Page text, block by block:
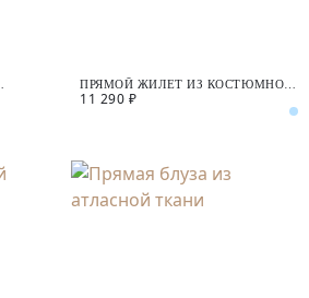
ПРЯМОЙ ЖИЛЕТ ИЗ КОСТЮМНОЙ
ТКАНИ
11 290 ₽